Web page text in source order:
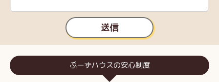
送信
ぷーずハウスの安心制度